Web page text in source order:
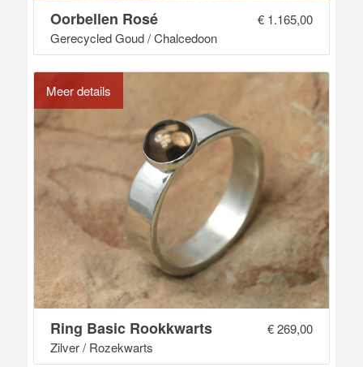
Oorbellen Rosé
Gerecycled Goud / Chalcedoon
€1.165,00
Meer details
Ring Basic Rookkwarts
Zilver / Rozekwarts
€269,00